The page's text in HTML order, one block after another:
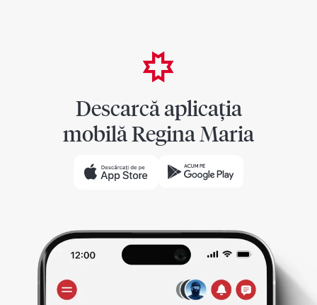
Descarcă aplicația
mobilă Regina Maria